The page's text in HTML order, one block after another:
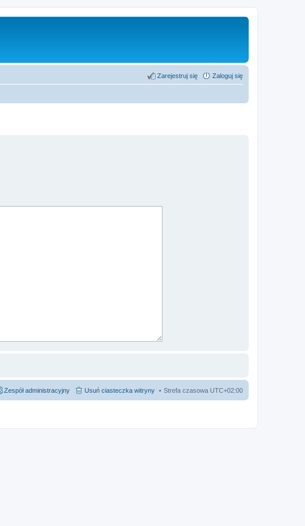
Zaloguj się
Zarejestruj się
Strefa czasowa UTC+02:00
Usuń ciasteczka witryny
Zespół administracyjny